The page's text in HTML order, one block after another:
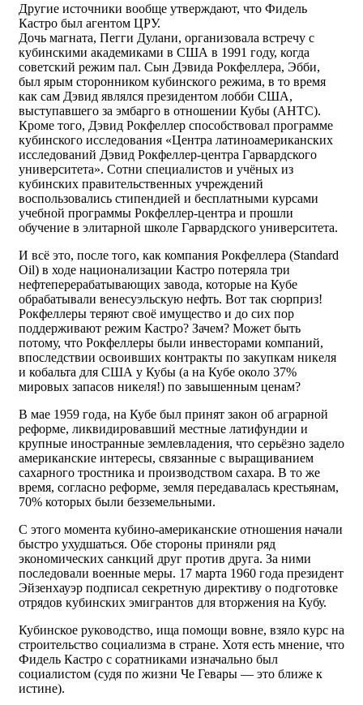
Другие источники вообще утверждают, что Фидель
Кастро был агентом ЦРУ.
Дочь магната, Пегги Дулани, организовала встречу с
кубинскими академиками в США в 1991 году, когда
советский режим пал. Сын Дэвида Рокфеллера, Эбби,
был ярым сторонником кубинского режима, в то время
как сам Дэвид являлся президентом лобби США,
выступавшего за эмбарго в отношении Кубы (AHTC).
Кроме того, Дэвид Рокфеллер способствовал программе
кубинского исследования «Центра латиноамериканских
исследований Дэвид Рокфеллер-центра Гарвардского
университета». Сотни специалистов и учёных из
кубинских правительственных учреждений
воспользовались стипендией и бесплатными курсами
учебной программы Рокфеллер-центра и прошли
обучение в элитарной школе Гарвардского университета.
И всё это, после того, как компания Рокфеллера (Standard
Oil) в ходе национализации Кастро потеряла три
нефтеперерабатывающих завода, которые на Кубе
обрабатывали венесуэльскую нефть. Вот так сюрприз!
Рокфеллеры теряют своё имущество и до сих пор
поддерживают режим Кастро? Зачем? Может быть
потому, что Рокфеллеры были инвесторами компаний,
впоследствии освоивших контракты по закупкам никеля
и кобальта для США у Кубы (а на Кубе около 37%
мировых запасов никеля!) по завышенным ценам?
В мае 1959 года, на Кубе был принят закон об аграрной
реформе, ликвидировавший местные латифундии и
крупные иностранные землевладения, что серьёзно задело
американские интересы, связанные с выращиванием
сахарного тростника и производством сахара. В то же
время, согласно реформе, земля передавалась крестьянам,
70% которых были безземельными.
С этого момента кубино-американские отношения начали
быстро ухудшаться. Обе стороны приняли ряд
экономических санкций друг против друга. За ними
последовали военные меры. 17 марта 1960 года президент
Эйзенхауэр подписал секретную директиву о подготовке
отрядов кубинских эмигрантов для вторжения на Кубу.
Кубинское руководство, ища помощи вовне, взяло курс на
строительство социализма в стране. Хотя есть мнение, что
Фидель Кастро с соратниками изначально был
социалистом (судя по жизни Че Гевары — это ближе к
истине).